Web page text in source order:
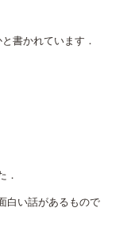
書かれています．
．
白い話があるもので